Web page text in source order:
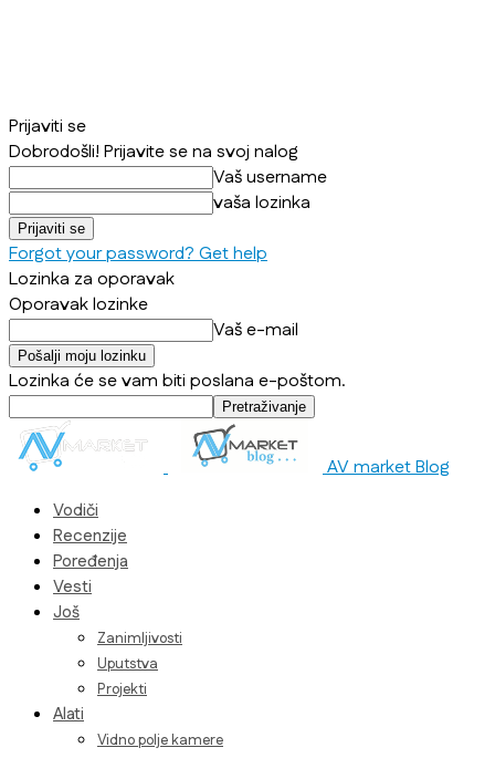
Prijaviti se
Dobrodošli! Prijavite se na svoj nalog
Vaš username
vaša lozinka
Forgot your password? Get help
Lozinka za oporavak
Oporavak lozinke
Vaš e-mail
Lozinka će se vam biti poslana e-poštom.
AV market Blog
Vodiči
Recenzije
Poređenja
Vesti
Još
Zanimljivosti
Uputstva
Projekti
Alati
Vidno polje kamere